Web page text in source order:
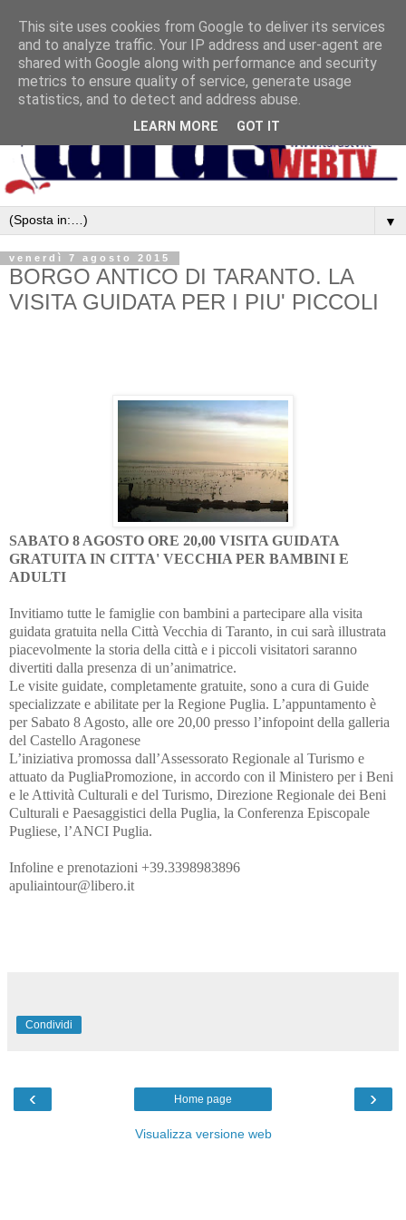
▼
venerdì 7 agosto 2015
BORGO ANTICO DI TARANTO. LA
VISITA GUIDATA PER I PIU' PICCOLI
SABATO 8 AGOSTO ORE 20,00 VISITA GUIDATA
GRATUITA IN CITTA' VECCHIA PER BAMBINI E
ADULTI
Invitiamo tutte le famiglie con bambini a partecipare alla visita
guidata gratuita nella Città Vecchia di Taranto, in cui sarà illustrata
piacevolmente la storia della città e i piccoli visitatori saranno
divertiti dalla presenza di un’animatrice.
Le visite guidate, completamente gratuite, sono a cura di Guide
specializzate e abilitate per la Regione Puglia. L’appuntamento è
per Sabato 8 Agosto, alle ore 20,00 presso l’infopoint della galleria
del Castello Aragonese
L’iniziativa promossa dall’Assessorato Regionale al Turismo e
attuato da PugliaPromozione, in accordo con il Ministero per i Beni
e le Attività Culturali e del Turismo, Direzione Regionale dei Beni
Culturali e Paesaggistici della Puglia, la Conferenza Episcopale
Pugliese, l’ANCI Puglia.
Infoline e prenotazioni +39.3398983896
apuliaintour@libero.it
Condividi
‹ ›
Home page
Visualizza versione web
This site uses cookies from Google to deliver its services
and to analyze traffic. Your IP address and user-agent are
shared with Google along with performance and security
metrics to ensure quality of service, generate usage
statistics, and to detect and address abuse.
LEARN MORE GOT IT